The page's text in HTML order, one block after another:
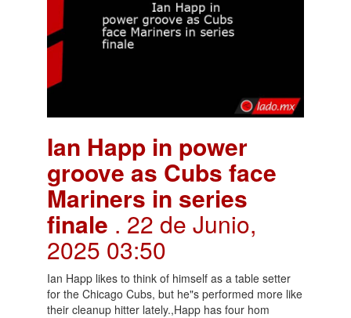
Ian Happ in power
groove as Cubs face
Mariners in series
finale . 22 de Junio,
2025 03:50
Ian Happ likes to think of himself as a table setter
for the Chicago Cubs, but he"s performed more like
their cleanup hitter lately.,Happ has four hom